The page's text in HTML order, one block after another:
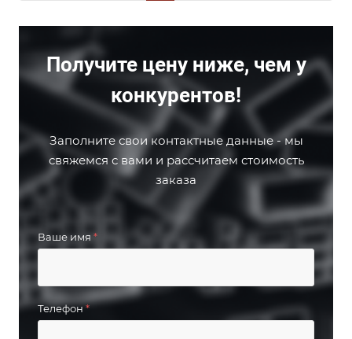
Получите цену ниже, чем у
конкурентов!
Заполните свои контактные данные - мы
свяжемся с вами и рассчитаем стоимость
заказа
Ваше имя *
Телефон*